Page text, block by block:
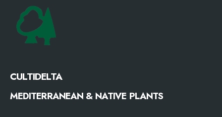
CULTIDELTA
MEDITERRANEAN & NATIVE PLANTS